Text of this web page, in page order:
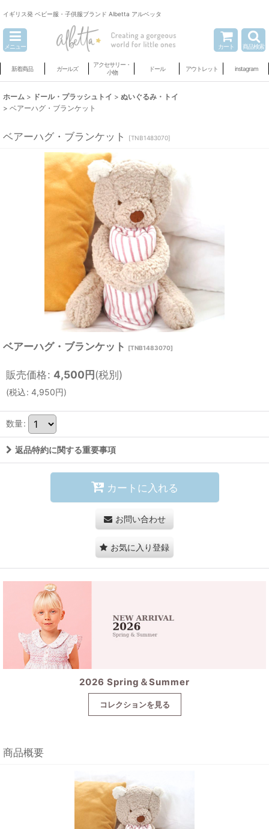
イギリス発 ベビー服・子供服ブランド Albetta アルベッタ
メニュー カート 商品検索
新着商品 ガールズ
アクセサリー・
小物
ドール アウトレット instagram
ホーム > ドール・プラッシュトイ > ぬいぐるみ・トイ
> ベアーハグ・ブランケット
ベアーハグ・ブランケット [TNB1483070]
ベアーハグ・ブランケット [TNB1483070]
販売価格: 4,500円(税別)
(税込: 4,950円)
数量:
返品特約に関する重要事項
カートに入れる
お問い合わせ
お気に入り登録
2026 Spring＆Summer
コレクションを見る
商品概要